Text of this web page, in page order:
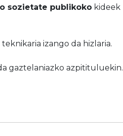
sozietate publikokokideek
izango da hizlaria.
gaztelaniazko azpitituluekin.